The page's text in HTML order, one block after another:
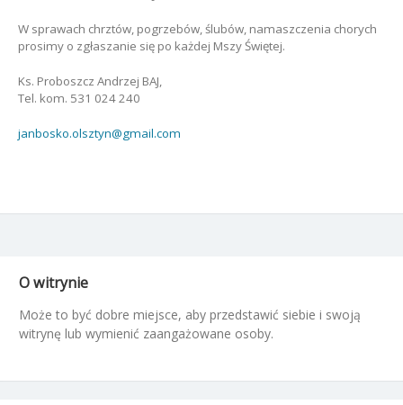
W sprawach chrztów, pogrzebów, ślubów, namaszczenia chorych
prosimy o zgłaszanie się po każdej Mszy Świętej.
Ks. Proboszcz Andrzej BAJ,
Tel. kom. 531 024 240
janbosko.olsztyn@gmail.com
O witrynie
Może to być dobre miejsce, aby przedstawić siebie i swoją
witrynę lub wymienić zaangażowane osoby.